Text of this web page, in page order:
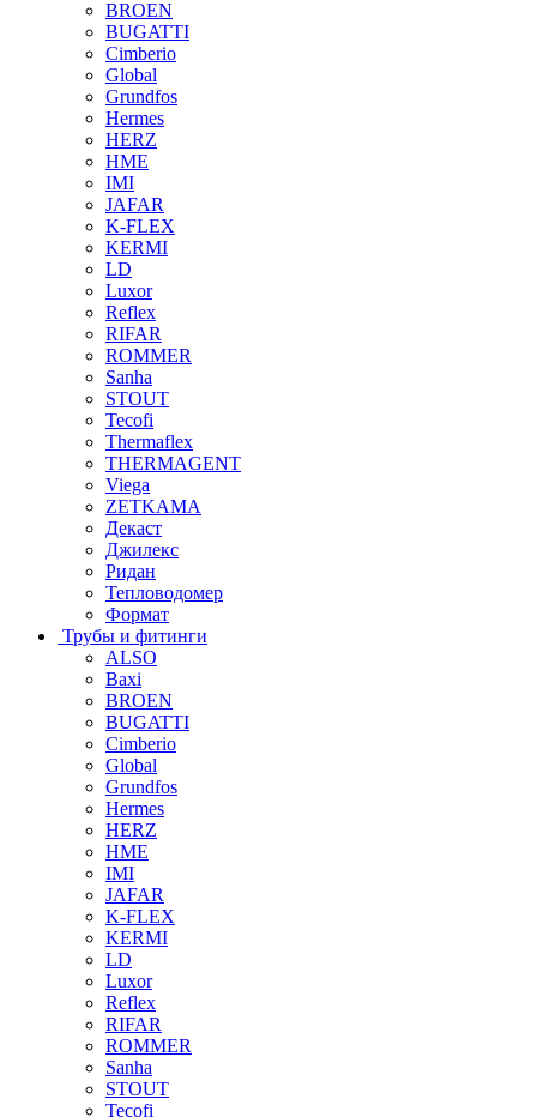
BROEN
BUGATTI
Cimberio
Global
Grundfos
Hermes
HERZ
HME
IMI
JAFAR
K-FLEX
KERMI
LD
Luxor
Reflex
RIFAR
ROMMER
Sanha
STOUT
Tecofi
Thermaflex
THERMAGENT
Viega
ZETKAMA
Декаст
Джилекс
Ридан
Тепловодомер
Формат
Трубы и фитинги
ALSO
Baxi
BROEN
BUGATTI
Cimberio
Global
Grundfos
Hermes
HERZ
HME
IMI
JAFAR
K-FLEX
KERMI
LD
Luxor
Reflex
RIFAR
ROMMER
Sanha
STOUT
Tecofi